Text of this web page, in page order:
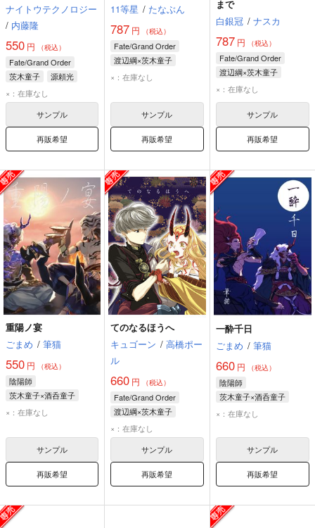
ナイトウテクノロジー
/ 内藤隆
550 円 （税込）
Fate/Grand Order
茨木童子
源頼光
×：在庫なし
サンプル
再販希望
11等星 / たなぶん
787 円 （税込）
Fate/Grand Order
渡辺綱×茨木童子
渡辺綱
茨木童子
×：在庫なし
サンプル
再販希望
まで
白銀冠 / ナスカ
787円 （税込）
Fate/Grand Order
渡辺綱×茨木童子
渡辺綱
茨木童子
×：在庫なし
サンプル
再販希望
重陽ノ宴
ごまめ / 筆猫
550 円 （税込）
陰陽師
茨木童子×酒呑童子
茨木童子
×：在庫なし
サンプル
再販希望
てのなるほうへ
キュゴーン / 高橋ポー
ル
660 円 （税込）
Fate/Grand Order
渡辺綱×茨木童子
渡辺綱
茨木童子
×：在庫なし
サンプル
再販希望
一酔千日
ごまめ / 筆猫
660円 （税込）
陰陽師
茨木童子×酒呑童子
茨木童子
×：在庫なし
サンプル
再販希望